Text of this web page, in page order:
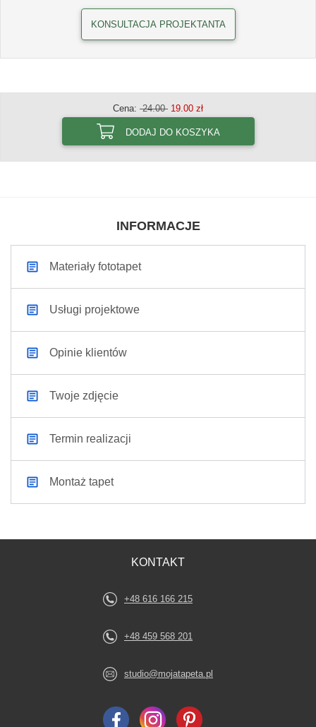
KONSULTACJA PROJEKTANTA
Cena: 24.00 19.00 zł
DODAJ DO KOSZYKA
INFORMACJE
Materiały fototapet
Usługi projektowe
Opinie klientów
Twoje zdjęcie
Termin realizacji
Montaż tapet
KONTAKT
+48 616 166 215
+48 459 568 201
studio@mojatapeta.pl